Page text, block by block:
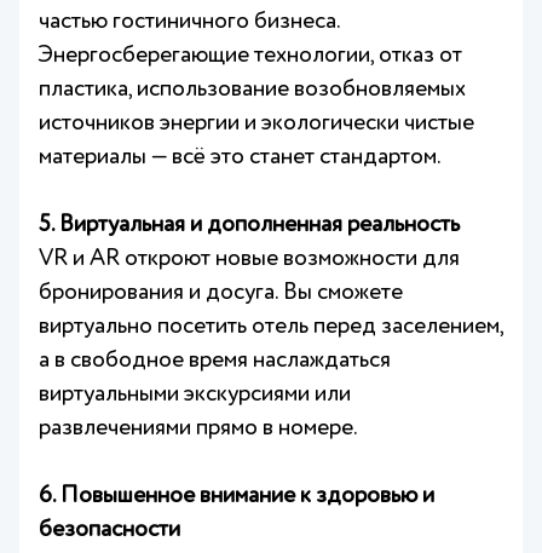
частью гостиничного бизнеса.
Энергосберегающие технологии, отказ от
пластика, использование возобновляемых
источников энергии и экологически чистые
материалы — всё это станет стандартом.
5. Виртуальная и дополненная реальность
VR и AR откроют новые возможности для
бронирования и досуга. Вы сможете
виртуально посетить отель перед заселением,
а в свободное время наслаждаться
виртуальными экскурсиями или
развлечениями прямо в номере.
6. Повышенное внимание к здоровью и
безопасности